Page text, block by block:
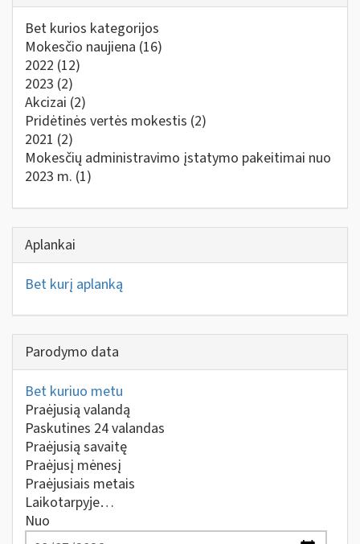
Bet kurios kategorijos
Mokesčio naujiena (16)
2022 (12)
2023 (2)
Akcizai (2)
Pridėtinės vertės mokestis (2)
2021 (2)
Mokesčių administravimo įstatymo pakeitimai nuo
2023 m. (1)
Aplankai
Bet kurį aplanką
Parodymo data
Bet kuriuo metu
Praėjusią valandą
Paskutines 24 valandas
Praėjusią savaitę
Praėjusį mėnesį
Praėjusiais metais
Laikotarpyje…
Nuo